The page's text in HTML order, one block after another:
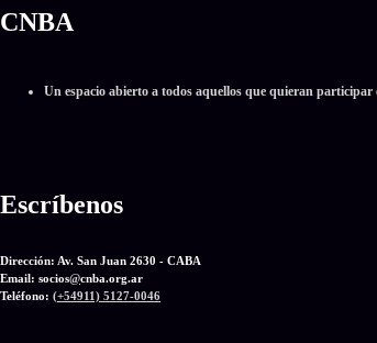
CNBA
Un espacio abierto a todos aquellos que quieran
Escríbenos
Dirección: Av. San Juan 2630 - CABA
Email: socios@cnba.org.ar
Teléfono: (+54911) 5127-0046